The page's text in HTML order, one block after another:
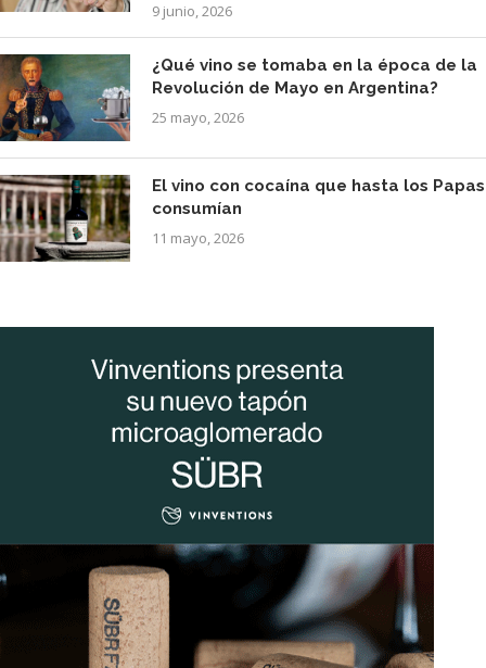
9 junio, 2026
¿Qué vino se tomaba en la época de la
Revolución de Mayo en Argentina?
25 mayo, 2026
El vino con cocaína que hasta los Papas
consumían
11 mayo, 2026